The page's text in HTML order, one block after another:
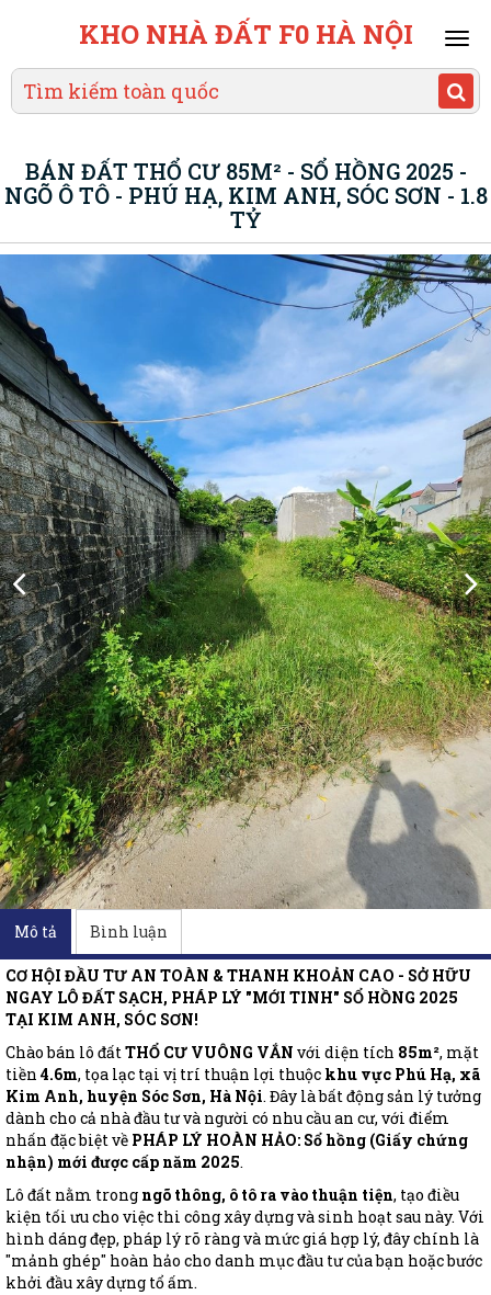
KHO NHÀ ĐẤT F0 HÀ NỘI
BÁN ĐẤT THỔ CƯ 85M² - SỔ HỒNG 2025 -
NGÕ Ô TÔ - PHÚ HẠ, KIM ANH, SÓC SƠN - 1.8
TỶ
Mô tả Bình luận
CƠ HỘI ĐẦU TƯ AN TOÀN & THANH KHOẢN CAO - SỞ HỮU
NGAY LÔ ĐẤT SẠCH, PHÁP LÝ "MỚI TINH" SỔ HỒNG 2025
TẠI KIM ANH, SÓC SƠN!
Chào bán lô đấtTHỔ CƯ VUÔNG VẮN với diện tích 85m², mặt
tiền 4.6m, tọa lạc tại vị trí thuận lợi thuộckhu vực Phú Hạ, xã
Kim Anh, huyện Sóc Sơn, Hà Nội. Đây là bất động sản lý tưởng
dành cho cả nhà đầu tư và người có nhu cầu an cư, với điểm
nhấn đặc biệt về PHÁP LÝ HOÀN HẢO: Sổ hồng (Giấy chứng
nhận) mới được cấp năm 2025.
Lô đất nằm trong ngõ thông, ô tô ra vào thuận tiện, tạo điều
kiện tối ưu cho việc thi công xây dựng và sinh hoạt sau này. Với
hình dáng đẹp, pháp lý rõ ràng và mức giá hợp lý, đây chính là
"mảnh ghép" hoàn hảo cho danh mục đầu tư của bạn hoặc bước
khởi đầu xây dựng tổ ấm.